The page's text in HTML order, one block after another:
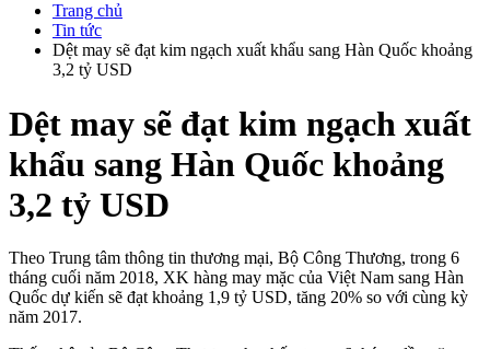
Trang chủ
Tin tức
Dệt may sẽ đạt kim ngạch xuất khẩu sang Hàn Quốc khoảng
3,2 tỷ USD
Dệt may sẽ đạt kim ngạch xuất
khẩu sang Hàn Quốc khoảng
3,2 tỷ USD
Theo Trung tâm thông tin thương mại, Bộ Công Thương, trong 6
tháng cuối năm 2018, XK hàng may mặc của Việt Nam sang Hàn
Quốc dự kiến sẽ đạt khoảng 1,9 tỷ USD, tăng 20% so với cùng kỳ
năm 2017.